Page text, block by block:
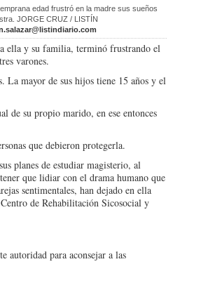
edad frustró en la madre sus sueños
JORGE CRUZ / LISTÍN
ella y su familia, terminó frustrando el
varones.
La mayor de sus hijos tiene 15 años y el
de su propio marido, en ese entonces
que debieron protegerla.
planes de estudiar magisterio, al
que lidiar con el drama humano que
sentimentales, han dejado en ella
de Rehabilitación Sicosocial y
autoridad para aconsejar a las